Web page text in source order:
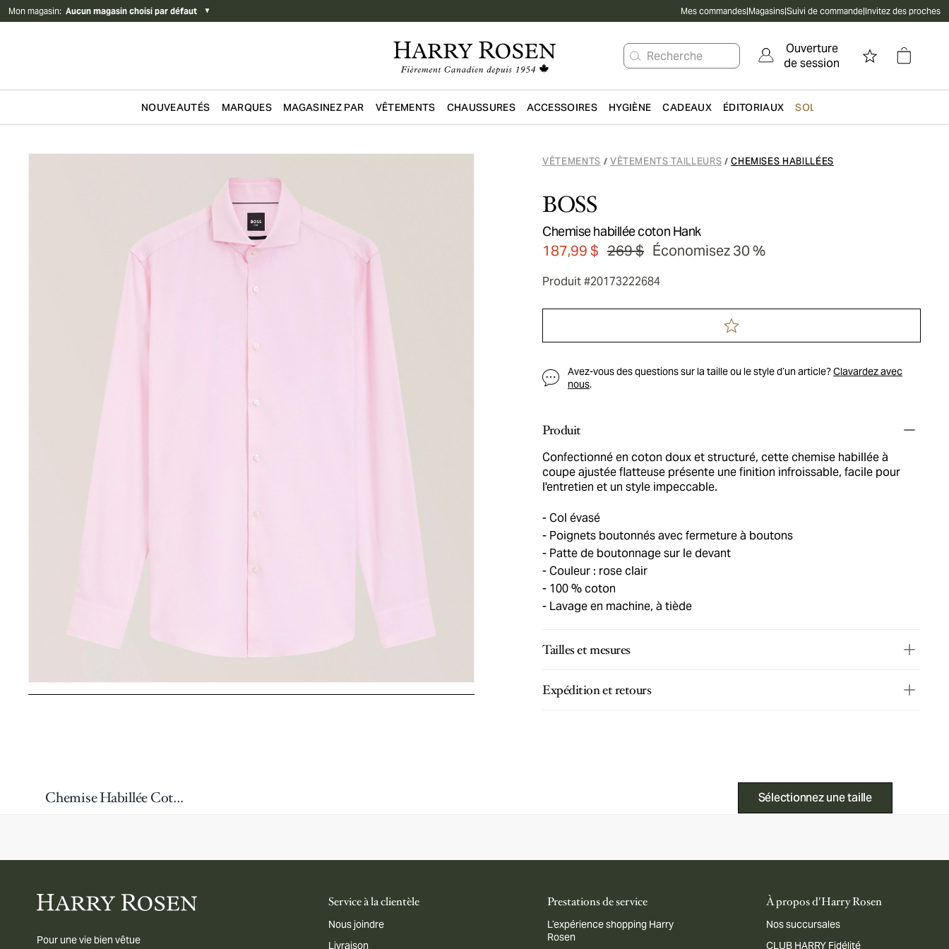
Mon magasin: Aucun magasin choisi par défaut ▼ Mes commandes|Magasins|Suivi de commande|Invitez des proches
Recherche
Ouverture
de session
Passer au contenu principal
NOUVEAUTÉS MARQUES MAGASINEZ PAR VÊTEMENTS CHAUSSURES ACCESSOIRES HYGIÈNE CADEAUX ÉDITORIAUX SOLDES
VÊTEMENTS / VÊTEMENTS TAILLEURS / CHEMISES HABILLÉES
BOSS
Chemise habillée coton Hank
187,99 $ 269 $ Économisez 30 %
Produit #20173222684
Avez-vous des questions sur la taille ou le style d’un article?Clavardez avec
nous.
Produit
Confectionné en coton doux et structuré, cette chemise habillée à
coupe ajustée flatteuse présente une finition infroissable, facile pour
l'entretien et un style impeccable.
Col évasé
Poignets boutonnés avec fermeture à boutons
Patte de boutonnage sur le devant
Couleur : rose clair
100 % coton
Lavage en machine, à tiède
Tailles et mesures
Expédition et retours
Chemise Habillée Coton Hank Sélectionnez une taille
Pour une vie bien vêtue
Service à la clientèle
Nous joindre
Livraison
Prestations de service
L’expérience shopping Harry
Rosen
À propos d'Harry Rosen
Nos succursales
CLUB HARRY Fidélité